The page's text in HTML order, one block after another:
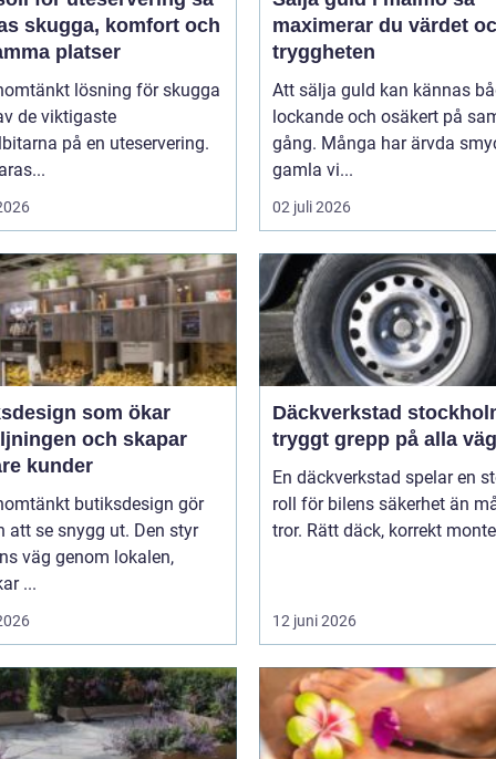
skugga, komfort och
platser
lösning för skugga
de viktigaste
på en uteservering.
maximerar du värdet
tryggheten
Att sälja guld kan kännas
lockande och osäkert på
gång. Många har ärvda
gamla vi...
02 juli 2026
som ökar
och skapar
kunder
butiksdesign gör
att se snygg ut. Den styr
väg genom lokalen,
...
Däckverkstad
tryggt grepp på alla
En däckverkstad spelar en
roll för bilens säkerhet än
tror. Rätt däck, korrekt
12 juni 2026